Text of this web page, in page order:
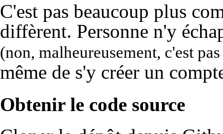
C'est pas beaucoup plus
diffèrent. Personne n'y
(non, malheureusement, c'est
même de s'y créer un
Obtenir le code source